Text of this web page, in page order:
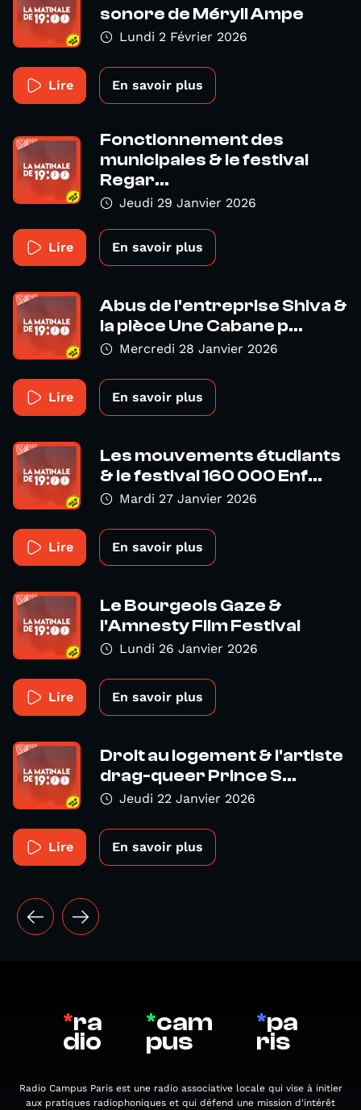
sonore de Méryll Ampe
Lundi 2 Février 2026
Lire En savoir plus
Fonctionnement des
municipales & le festival
Regar...
Jeudi 29 Janvier 2026
Lire En savoir plus
Abus de l'entreprise Shiva &
la pièce Une Cabane p...
Mercredi 28 Janvier 2026
Lire En savoir plus
Les mouvements étudiants
& le festival 160 000 Enf...
Mardi 27 Janvier 2026
Lire En savoir plus
Le Bourgeois Gaze &
l'Amnesty Film Festival
Lundi 26 Janvier 2026
Lire En savoir plus
Droit au logement & l'artiste
drag-queer Prince S...
Jeudi 22 Janvier 2026
Lire En savoir plus
*ra
dio
*cam
pus
*pa
ris
Radio Campus Paris est une radio associative locale qui vise à initier
aux pratiques radiophoniques et qui défend une mission d'intérêt